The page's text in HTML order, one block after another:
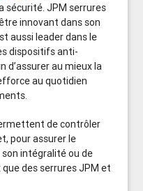
sécurité. JPM serrures
innovant dans son
aussi leader dans le
dispositifs anti-
d’assurer au mieux la
au quotidien
de contrôler
pour assurer le
intégralité ou de
des serrures JPM et